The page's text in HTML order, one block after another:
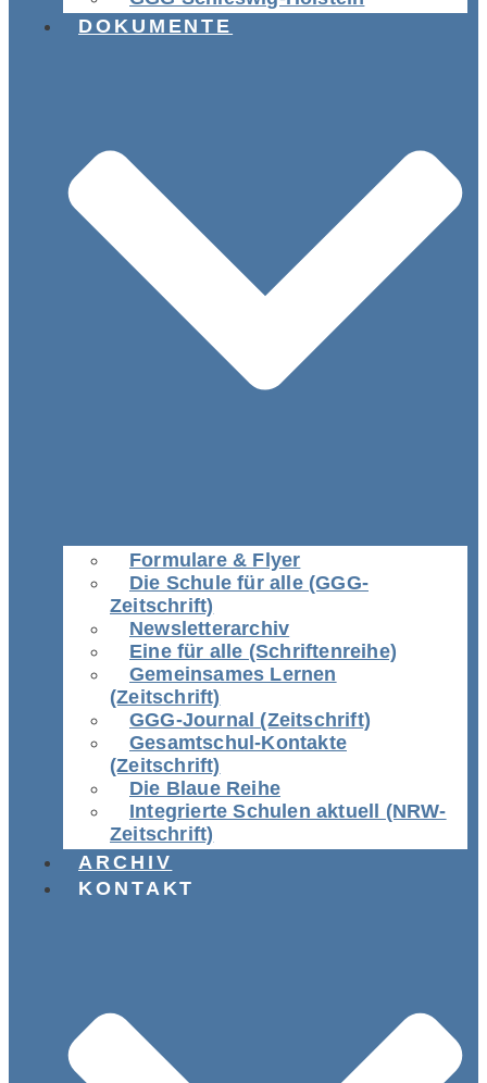
DOKUMENTE
Formulare & Flyer
Die Schule für alle (GGG-
Zeitschrift)
Newsletterarchiv
Eine für alle (Schriftenreihe)
Gemeinsames Lernen
(Zeitschrift)
GGG-Journal (Zeitschrift)
Gesamtschul-Kontakte
(Zeitschrift)
Die Blaue Reihe
Integrierte Schulen aktuell (NRW-
Zeitschrift)
ARCHIV
KONTAKT